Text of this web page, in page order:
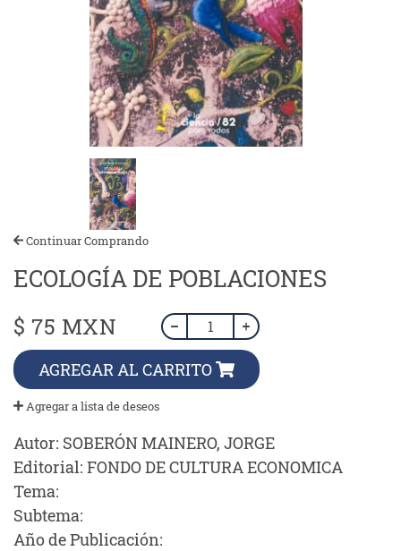
Continuar Comprando
ECOLOGÍA DE POBLACIONES
$ 75 MXN
AGREGAR AL CARRITO
Agregar a lista de deseos
Autor: SOBERÓN MAINERO, JORGE
Editorial: FONDO DE CULTURA ECONOMICA
Tema:
Subtema:
Año de Publicación: